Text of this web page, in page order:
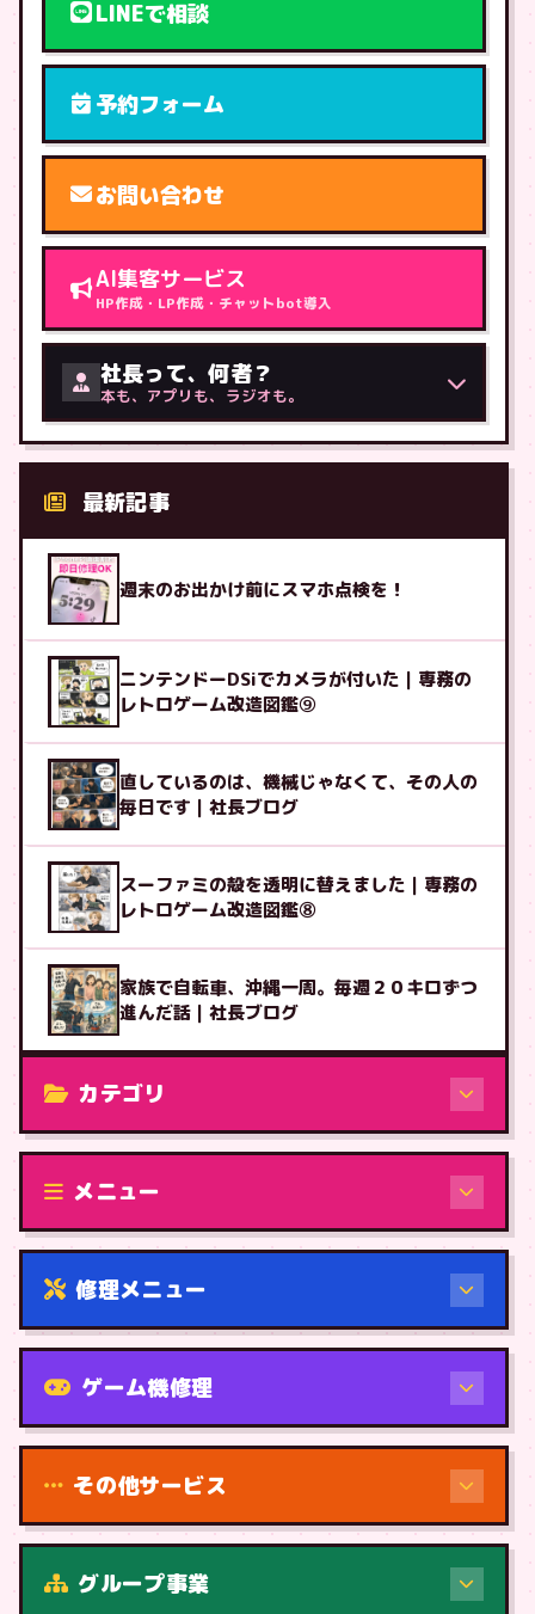
LINEで相談
予約フォーム
お問い合わせ
AI集客サービス
HP作成・LP作成・チャットbot導入
社長って、何者？
本も、アプリも、ラジオも。
最新記事
週末のお出かけ前にスマホ点検を！
ニンテンドーDSiでカメラが付いた｜専務の
レトロゲーム改造図鑑⑨
直しているのは、機械じゃなくて、その人の
毎日です｜社長ブログ
スーファミの殻を透明に替えました｜専務の
レトロゲーム改造図鑑⑧
家族で自転車、沖縄一周。毎週２０キロずつ
進んだ話｜社長ブログ
カテゴリ
修理（機種から）
メニュー
修理メニュー
機種から
ゲーム機修理
その他サービス
グループ事業